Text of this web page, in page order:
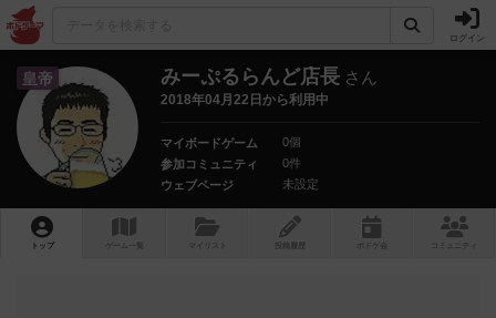
ログイン
皇帝 みーぷるらんど店長 さん
2018年04月22日から利用中
マイボードゲーム
0個
参加コミュニティ
0件
ウェブページ
未設定
トップ ゲーム一覧 マイリスト 投稿履歴 ボ ドゲ コミュニティ